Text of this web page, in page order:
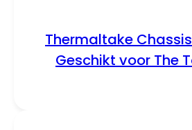
Thermaltake
Geschikt voor The